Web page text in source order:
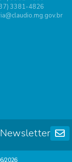
3381-4826
Newsletter
2026